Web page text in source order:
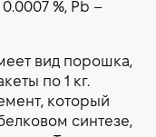
0.0007 %, Pb –
вид порошка,
по 1 кг.
который
синтезе,